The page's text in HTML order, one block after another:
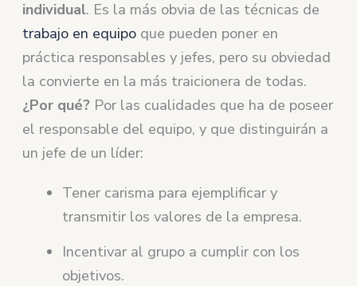
individual. Es la más obvia de las técnicas de
trabajo en equipo que pueden poner en
práctica responsables y jefes, pero su obviedad
la convierte en la más traicionera de todas.
¿Por qué? Por las cualidades que ha de poseer
el responsable del equipo, y que distinguirán a
un jefe de un líder:
Tener carisma para ejemplificar y
transmitir los valores de la empresa.
Incentivar al grupo a cumplir con los
objetivos.